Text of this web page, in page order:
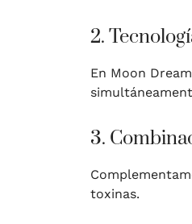
2.
En Moon
3.
toxinas.